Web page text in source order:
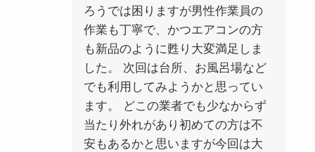
ろうでは困りますが男性作業員の
作業も丁寧で、かつエアコンの方
も新品のように甦り大変満足しま
した。 次回は台所、お風呂場など
でも利用してみようかと思ってい
ます。 どこの業者でも少なからず
当たり外れがあり初めての方は不
安もあるかと思いますが今回は大